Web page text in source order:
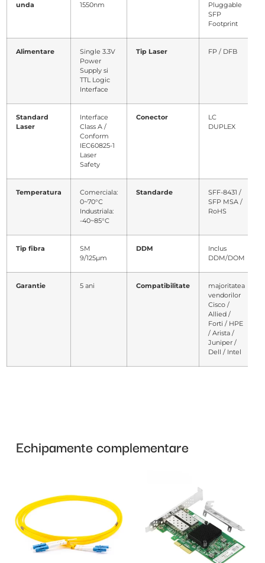
unda
1550nm
Pluggable
SFP
Footprint
Alimentare
Single 3.3V
Power
Supply si
TTL Logic
Interface
Tip Laser FP / DFB
Standard
Laser
Interface
Class A /
Conform
IEC60825-1
Laser
Safety
Conector
LC
DUPLEX
Temperatura
Comerciala:
0~70°C
Industriala:
-40~85°C
Standarde
SFF-8431 /
SFP MSA /
RoHS
Tip fibra
SM
9/125µm
DDM
Inclus
DDM/DOM
Garantie 5 ani Compatibilitate
majoritatea
vendorilor
Cisco /
Allied /
Forti / HPE
/ Arista /
Juniper /
Dell / Intel
Echipamente complementare